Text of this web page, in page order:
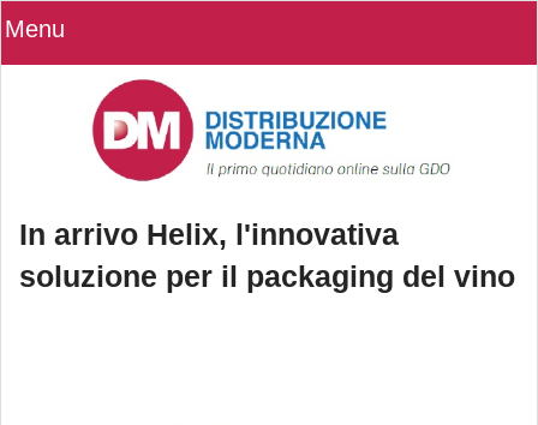
Menu
In arrivo Helix, l'innovativa
soluzione per il packaging del vino